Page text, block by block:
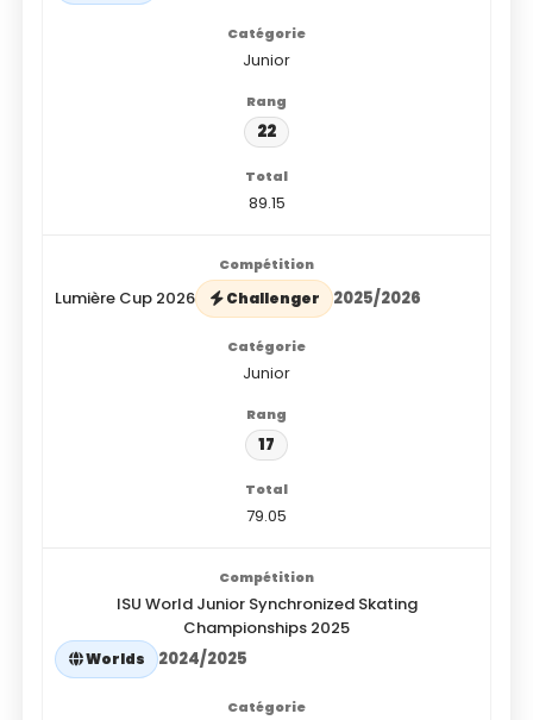
Junior
22
89.15
Lumière Cup 2026 Challenger 2025/2026
Junior
17
79.05
ISU World Junior Synchronized Skating
Championships 2025
Worlds 2024/2025